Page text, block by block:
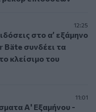
12:25
στο α’ εξάμηνο
Bäte συνδέει τα
κλείσιμο του
11:01
Α' Εξαμήνου -